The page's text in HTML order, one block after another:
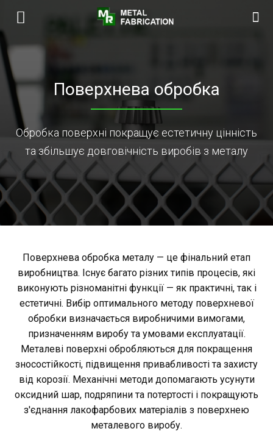
Поверхнева обробка
Обробка поверхні покращує естетичну цінність
та збільшує довговічність виробів з металу
Поверхнева обробка металу — це фінальний етап
виробництва. Існує багато різних типів процесів, які
виконують різноманітні функції — як практичні, так і
естетичні. Вибір оптимального методу поверхневої
обробки визначається виробничими вимогами,
призначенням виробу та умовами експлуатації.
Металеві поверхні обробляються для покращення
зносостійкості, підвищення привабливості та захисту
від корозії. Механічні методи допомагають усунути
оксидний шар, подряпини та потертості і покращують
з'єднання лакофарбових матеріалів з поверхнею
металевого виробу.